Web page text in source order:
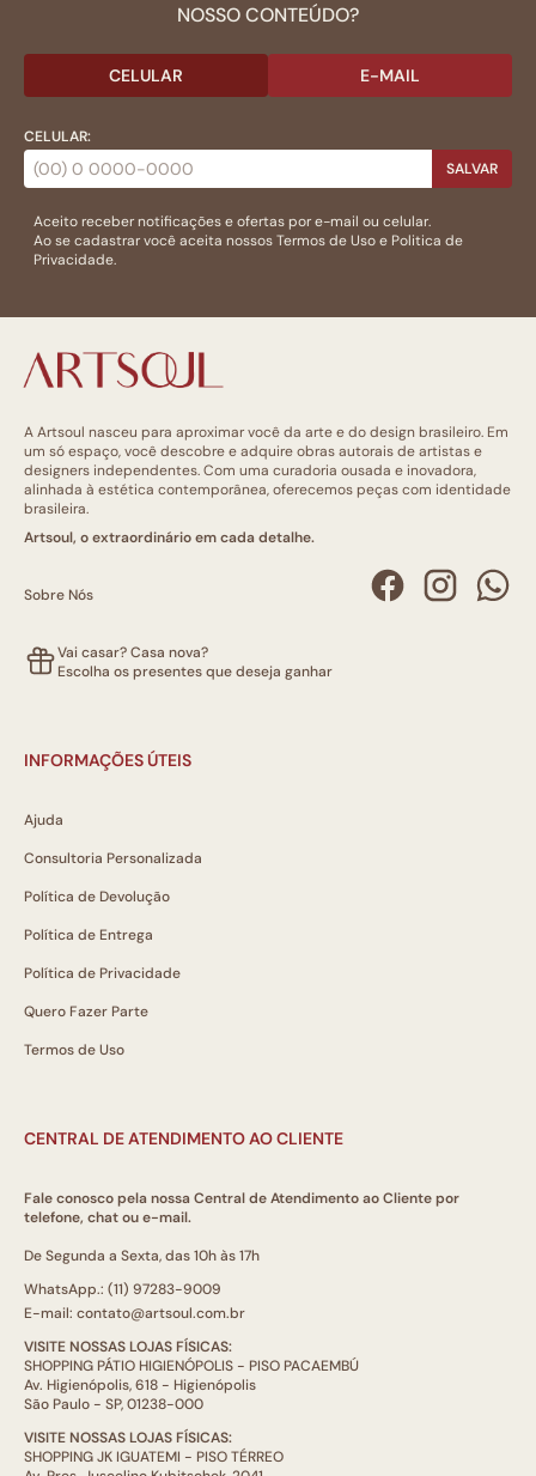
NOSSO CONTEÚDO?
CELULAR E-MAIL
CELULAR:
SALVAR
Aceito receber notificações e ofertas por e-mail ou celular.
Ao se cadastrar você aceita nossosTermos de Usoe Politica de
Privacidade.
A Artsoul nasceu para aproximar você da arte e do design brasileiro. Em
um só espaço, você descobre e adquire obras autorais de artistas e
designers independentes. Com uma curadoria ousada e inovadora,
alinhada à estética contemporânea, oferecemos peças com identidade
brasileira.
Artsoul, o extraordinário em cada detalhe.
Sobre Nós
Vai casar? Casa nova?
Escolha os presentes que deseja ganhar
INFORMAÇÕES ÚTEIS
Ajuda
Consultoria Personalizada
Política de Devolução
Política de Entrega
Política de Privacidade
Quero Fazer Parte
Termos de Uso
CENTRAL DE ATENDIMENTO AO CLIENTE
Fale conosco pela nossa Central de Atendimento ao Cliente por
telefone, chat ou e-mail.
De Segunda a Sexta, das 10h às 17h
WhatsApp.: (11) 97283-9009
E-mail: contato@artsoul.com.br
VISITE NOSSAS LOJAS FÍSICAS:
SHOPPING PÁTIO HIGIENÓPOLIS - PISO PACAEMBÚ
Av. Higienópolis, 618 - Higienópolis
São Paulo - SP, 01238-000
VISITE NOSSAS LOJAS FÍSICAS:
SHOPPING JK IGUATEMI - PISO TÉRREO